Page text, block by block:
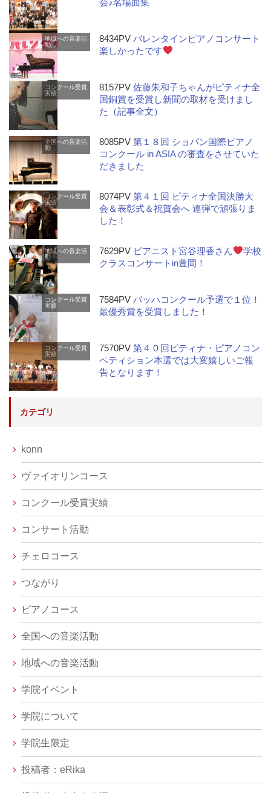
地域への音楽活
動
8434PVバレンタインピアノコンサート
楽しかったです
コンクール受賞
実績
8157PV佐藤朱和子ちゃんがピティナ全
国銅賞を受賞し新聞の取材を受けまし
た（記事全文）
全国への音楽活
動
8085PV第１８回 ショパン国際ピアノ
コンクール in ASIA の審査をさせていた
だきました
コンクール受賞
実績
8074PV第４１回 ピティナ全国決勝大
会＆表彰式＆祝賀会へ 連弾で頑張りま
した！
地域への音楽活
動
7629PV ピアニスト宮谷理香さん
学校
クラスコンサートin豊岡！
コンクール受賞
実績
7584PVバッハコンクール予選で１位！
最優秀賞を受賞しました！
コンクール受賞
実績
7570PV第４０回ピティナ・ピアノコン
ペティション本選では大変嬉しいご報
告となります！
カテゴリ
konn
ヴァイオリンコース
コンクール受賞実績
コンサート活動
チェロコース
つながり
ピアノコース
全国への音楽活動
地域への音楽活動
学院イベント
学院について
学院生限定
投稿者：eRika